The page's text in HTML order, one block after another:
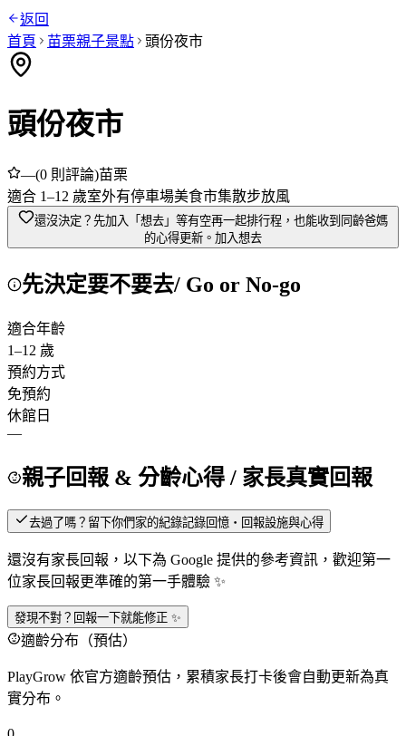
返回
首頁
苗栗親子景點 頭份夜市
頭份夜市
—(0 則評論)苗栗
適合 1–12 歲室外有停車場美食市集散步放風
還沒決定？先加入「想去」 等有空再一起排行程，也能收到同齡爸媽
的心得更新。 加入想去
先決定要不要去/ Go or No-go
適合年齡
1–12 歲
預約方式
免預約
休館日
—
親子回報 & 分齡心得 / 家長真實回報
去過了嗎？留下你們家的紀錄記錄回憶・回報設施與心得
還沒有家長回報，以下為 Google 提供的參考資訊，歡迎第一
位家長回報更準確的第一手體驗 ✨
發現不對？回報一下就能修正 ✨
適齡分布（預估）
PlayGrow 依官方適齡預估，累積家長打卡後會自動更新為真
實分布。